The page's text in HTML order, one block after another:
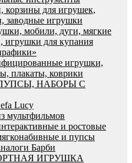
корзины для игрушек,
заводные игрушки
мобили, дуги, мягкие
игрушки для купания
игрушки,
плакаты, коврики
НАБОРЫ С
Lucy
мультфильмов
и ростовые
и пупсы
Барби
ИГРУШКА